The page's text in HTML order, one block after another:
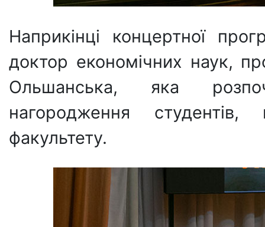
Наприкінці концертної
доктор економічних наук,
Ольшанська, яка
нагородження студентів,
факультету.